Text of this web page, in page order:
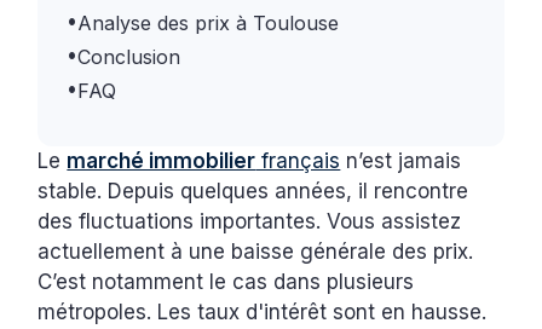
•Analyse des prix à Toulouse
•Conclusion
•FAQ
Le marché immobilier français n’est jamais
stable. Depuis quelques années, il rencontre
des fluctuations importantes. Vous assistez
actuellement à une baisse générale des prix.
C’est notamment le cas dans plusieurs
métropoles. Les taux d'intérêt sont en hausse.